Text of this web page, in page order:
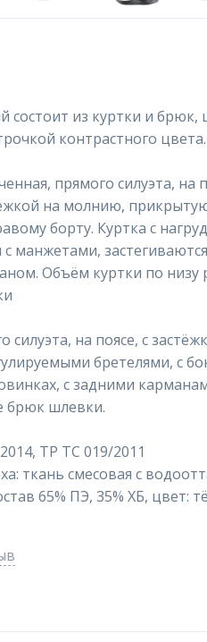
состоит из куртки и
контрастного цвета.
прямого силуэта, на
на молнию,
борту. Куртка с
с манжетами,
Объём куртки по низу
силуэта, на поясе, с
бретелями, с
с задними
брюк шлевки.
ТР ТС 019/2011
ткань смесовая с
65% ПЭ, 35% ХБ, цвет: